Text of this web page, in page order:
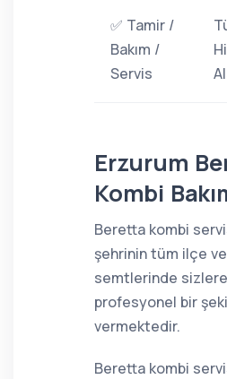
✅ Tamir /
Bakım /
Servis
Erzurum
Kombi
Beretta kombi
şehrinin tüm ilçe ve
semtlerinde sizlere
profesyonel bir
vermektedir.
Beretta kombi